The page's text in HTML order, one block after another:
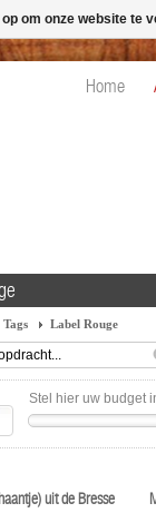
Home
Tags Label Rouge
Stel hier uw budget
uit de Bresse
om onze website te